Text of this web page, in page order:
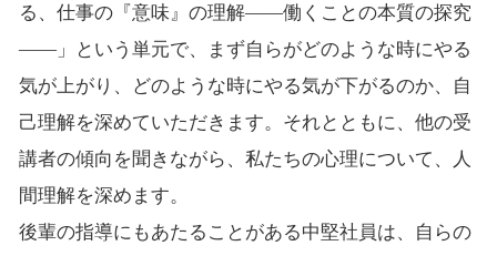
る、仕事の『意味』の理解――働くことの本質の探究
――」という単元で、まず自らがどのような時にやる
気が上がり、どのような時にやる気が下がるのか、自
己理解を深めていただきます。それとともに、他の受
講者の傾向を聞きながら、私たちの心理について、人
間理解を深めます。
後輩の指導にもあたることがある中堅社員は、自らの